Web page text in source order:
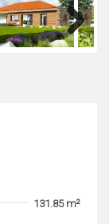
131.85 m²